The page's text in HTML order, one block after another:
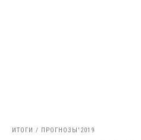
ИТОГИ / ПРОГНОЗЫ'2019